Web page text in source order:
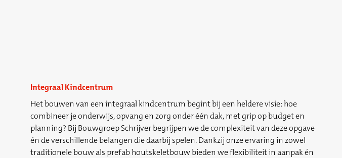
Integraal Kindcentrum
Het bouwen van een integraal kindcentrum begint bij een heldere visie: hoe
combineer je onderwijs, opvang en zorg onder één dak, met grip op budget en
planning? Bij Bouwgroep Schrijver begrijpen we de complexiteit van deze opgave
én de verschillende belangen die daarbij spelen. Dankzij onze ervaring in zowel
traditionele bouw als prefab houtskeletbouw bieden we flexibiliteit in aanpak én